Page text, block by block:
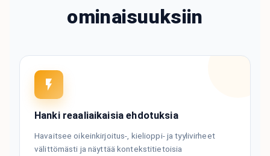
ominaisuuksiin
Hanki reaaliaikaisia ​​ehdotuksia
Havaitsee oikeinkirjoitus-, kielioppi- ja tyylivirheet
välittömästi ja näyttää kontekstitietoisia